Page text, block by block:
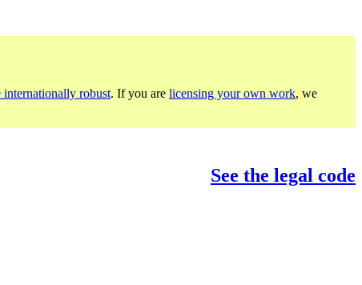
internationally robust. If you are licensing your own work, we
See the legal code